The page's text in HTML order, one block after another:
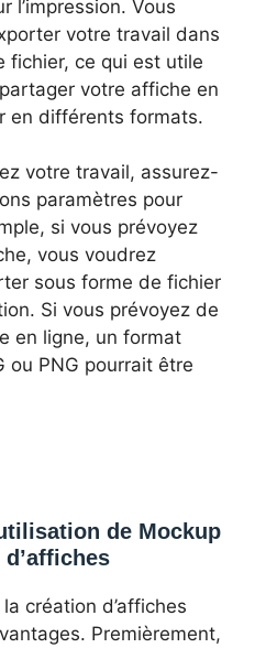
l’impression. Vous
votre travail dans
fichier, ce qui est utile
votre affiche en
en différents formats.
votre travail, assurez-
paramètres pour
si vous prévoyez
vous voudrez
sous forme de fichier
Si vous prévoyez de
en ligne, un format
ou PNG pourrait être
de Mockup
création d’affiches
Premièrement,